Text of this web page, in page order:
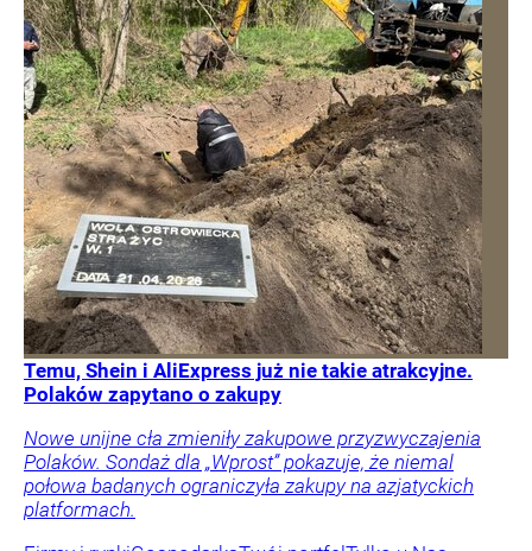
Temu, Shein i AliExpress już nie takie atrakcyjne.
Polaków zapytano o zakupy
Nowe unijne cła zmieniły zakupowe przyzwyczajenia
Polaków. Sondaż dla „Wprost” pokazuje, że niemal
połowa badanych ograniczyła zakupy na azjatyckich
platformach.